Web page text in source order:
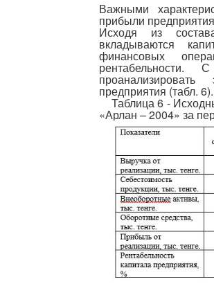
Важными
прибыли
Исходя из
вкладываются
финансовых
предприятия (табл. 6).
Таблица 6 -
«Арлан – 2004» за